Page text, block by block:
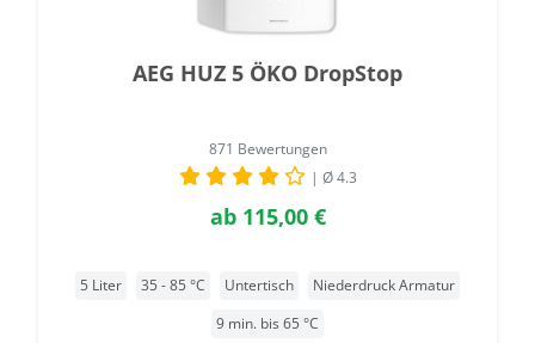
AEG HUZ 5 ÖKO DropStop
871 Bewertungen
| Ø 4.3
ab115,00 €
5 Liter 35 - 85 °C Untertisch
Niederdruck Armatur
9 min. bis 65 °C